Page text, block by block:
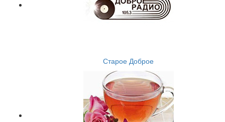
Старое Доброе